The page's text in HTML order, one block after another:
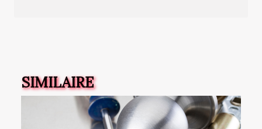
SIMILAIRE